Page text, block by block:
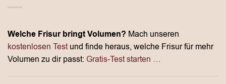
Welche Frisur bringt Volumen? Mach unseren
kostenlosen Testund finde heraus, welche Frisur für mehr
Volumen zu dir passt: Gratis-Test starten …